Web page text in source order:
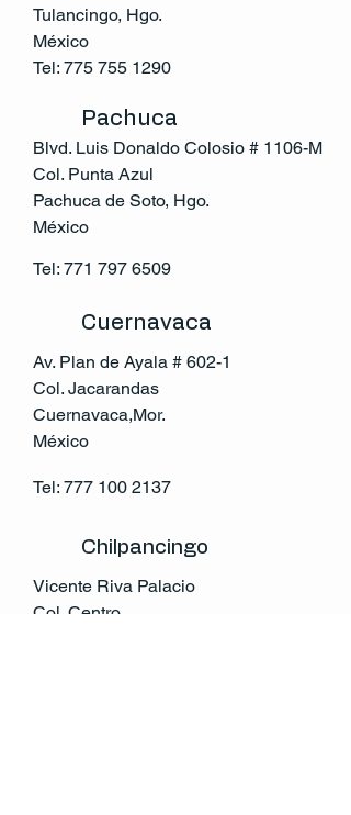
Tulancingo, Hgo.
México
Tel: 775 755 1290
Pachuca
Blvd. Luis Donaldo Colosio # 1106-M
Col. Punta Azul
Pachuca de Soto, Hgo.
México
Tel: 771 797 6509
Cuernavaca
Av. Plan de Ayala # 602-1
Col. Jacarandas
Cuernavaca,Mor.
México
Tel: 777 100 2137
Chilpancingo
Vicente Riva Palacio
Col. Centro